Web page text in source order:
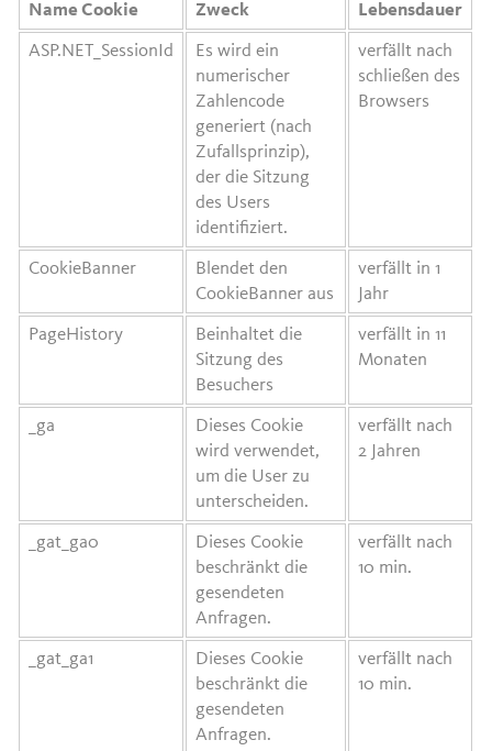
Name Cookie Zweck Lebensdauer
ASP.NET_SessionId
Es wird ein
numerischer
Zahlencode
generiert (nach
Zufallsprinzip),
der die Sitzung
des Users
identifiziert.
verfällt nach
schließen des
Browsers
CookieBanner
Blendet den
CookieBanner aus
verfällt in 1
Jahr
PageHistory
Beinhaltet die
Sitzung des
Besuchers
verfällt in 11
Monaten
_ga
Dieses Cookie
wird verwendet,
um die User zu
unterscheiden.
verfällt nach
2 Jahren
_gat_ga0
Dieses Cookie
beschränkt die
gesendeten
Anfragen.
verfällt nach
10 min.
_gat_ga1
Dieses Cookie
beschränkt die
gesendeten
Anfragen.
verfällt nach
10 min.